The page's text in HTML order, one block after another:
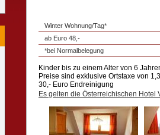
Winter Wohnung/Tag*
ab Euro 48,-
*bei Normalbelegung
Kinder bis zu einem Alter von 6
Preise sind exklusive Ortstaxe von
30,- Euro Endreinigung
Es gelten die Österreichischen Hotel